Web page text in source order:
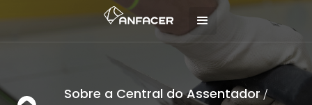
Sobre a Central do Assentador/